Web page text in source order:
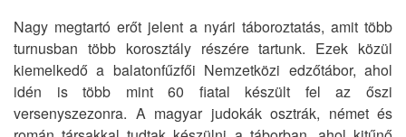
Nagy megtartó erőt jelent a nyári táboroztatás, amit több
turnusban több korosztály részére tartunk. Ezek közül
kiemelkedő a balatonfűzfői Nemzetközi edzőtábor, ahol
idén is több mint 60 fiatal készült fel az őszi
versenyszezonra. A magyar judokák osztrák, német és